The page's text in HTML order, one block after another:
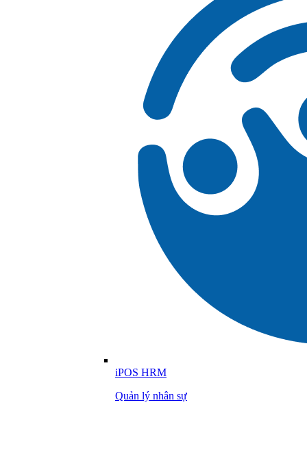
iPOS HRM
Quản lý nhân sự